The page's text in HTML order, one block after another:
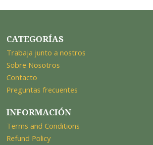
CATEGORÍAS
Trabaja junto a nostros
Sobre Nosotros
Contacto
Preguntas frecuentes
INFORMACIÓN
Terms and Conditions
Refund Policy